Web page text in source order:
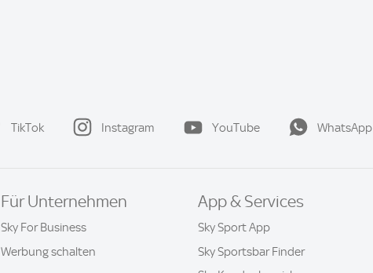
TikTok Instagram YouTube WhatsApp
Für Unternehmen
Sky For Business
Werbung schalten
App & Services
Sky Sport App
Sky Sportsbar Finder